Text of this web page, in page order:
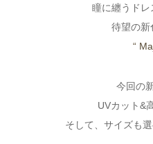
瞳に纏うドレ
待望の新
“
今回の
UVカット&
そして、サイズも